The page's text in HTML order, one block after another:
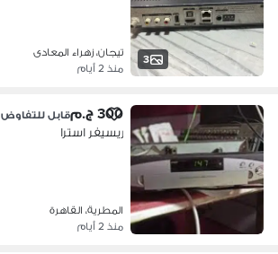
3
تيجان، زهراء المعادى
منذ 2 أيام
300 ج.م قابل للتفاوض
ريسيفر استرا
المطرية، القاهرة
منذ 2 أيام